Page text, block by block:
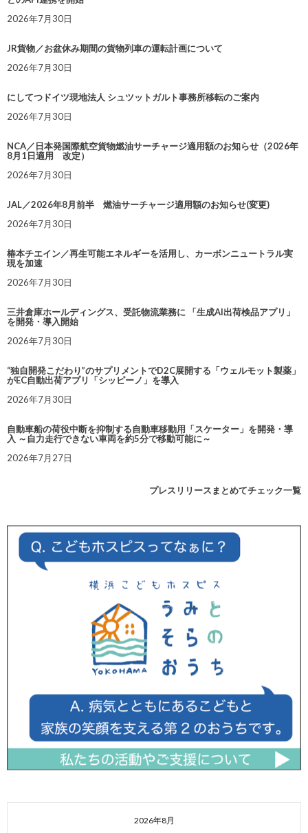
2026年7月30日
JR貨物／お盆休み期間の貨物列車の運転計画について
2026年7月30日
にしてつドイツ現地法人 シュツットガルト事務所移転のご案内
2026年7月30日
NCA／日本発国際航空貨物燃油サーチャージ適用額のお知らせ（2026年
8月1日適用 改定）
2026年7月30日
JAL／2026年8月前半 燃油サーチャージ適用額のお知らせ(変更)
2026年7月30日
椿本チエイン／再生可能エネルギーを活用し、カーボンニュートラル実
現を加速
2026年7月30日
三井倉庫ホールディングス、受託物流業務に 「生成AI出荷検品アプリ」
を開発・導入開始
2026年7月30日
“独自開発こだわり”のサプリメントでD2C展開する「ウェルモット製薬」
がEC自動出荷アプリ「シッピーノ」を導入
2026年7月30日
自動車船の荷役中断を抑制する自動車移動用「スケーター」を開発・導
入 ～自力走行できない車両を約5分で移動可能に～
2026年7月27日
プレスリリースまとめてチェック一覧
2026年8月